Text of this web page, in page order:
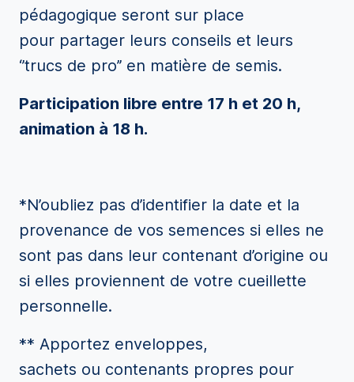
pédagogique seront sur place
pour partager leurs conseils et leurs
‘’trucs de pro’’ en matière de semis.
Participation libre entre 17 h et 20 h,
animation à 18 h.
*N’oubliez pas d’identifier la date et la
provenance de vos semences si elles ne
sont pas dans leur contenant d’origine ou
si elles proviennent de votre cueillette
personnelle.
** Apportez enveloppes,
sachets ou contenants propres pour